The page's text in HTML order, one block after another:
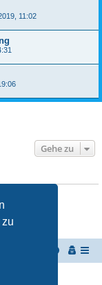
11:02
Gehe zu
Limited